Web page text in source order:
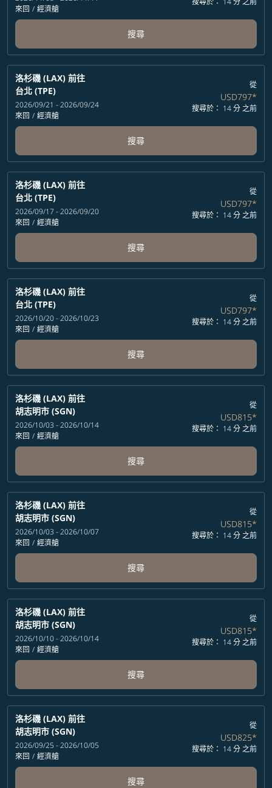
來回 / 經濟艙
搜尋
洛杉磯 (LAX) 前往
台北 (TPE)
2026/09/21 - 2026/09/24
來回 / 經濟艙
從
USD797*
搜尋於： 14 分 之前
搜尋
洛杉磯 (LAX) 前往
台北 (TPE)
2026/09/17 - 2026/09/20
來回 / 經濟艙
從
USD797*
搜尋於： 14 分 之前
搜尋
洛杉磯 (LAX) 前往
台北 (TPE)
2026/10/20 - 2026/10/23
來回 / 經濟艙
從
USD797*
搜尋於： 14 分 之前
搜尋
洛杉磯 (LAX) 前往
胡志明市 (SGN)
2026/10/03 - 2026/10/14
來回 / 經濟艙
從
USD815*
搜尋於： 14 分 之前
搜尋
洛杉磯 (LAX) 前往
胡志明市 (SGN)
2026/10/03 - 2026/10/07
來回 / 經濟艙
從
USD815*
搜尋於： 14 分 之前
搜尋
洛杉磯 (LAX) 前往
胡志明市 (SGN)
2026/10/10 - 2026/10/14
來回 / 經濟艙
從
USD815*
搜尋於： 14 分 之前
搜尋
洛杉磯 (LAX) 前往
胡志明市 (SGN)
2026/09/25 - 2026/10/05
來回 / 經濟艙
從
USD825*
搜尋於： 14 分 之前
搜尋